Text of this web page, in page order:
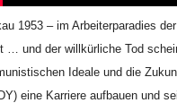
1953 – im Arbeiterparadies
… und der willkürliche Tod
Ideale und die
eine Karriere aufbauen und